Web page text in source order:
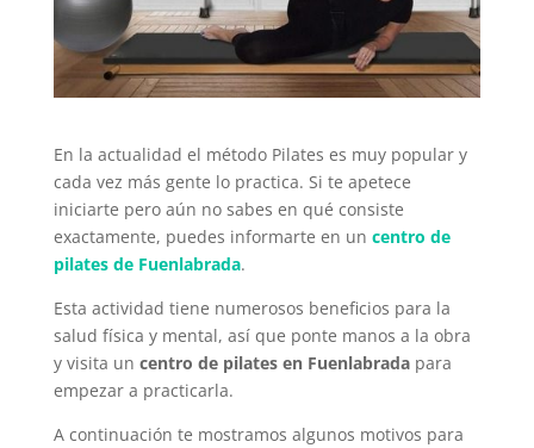
En la actualidad el método Pilates es muy popular y
cada vez más gente lo practica. Si te apetece
iniciarte pero aún no sabes en qué consiste
exactamente, puedes informarte en un centro de
pilates de Fuenlabrada.
Esta actividad tiene numerosos beneficios para la
salud física y mental, así que ponte manos a la obra
y visita un centro de pilates en Fuenlabradapara
empezar a practicarla.
A continuación te mostramos algunos motivos para